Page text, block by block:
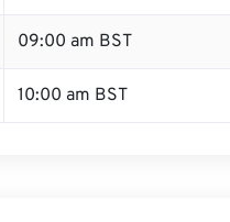
09:00 am BST
10:00 am BST